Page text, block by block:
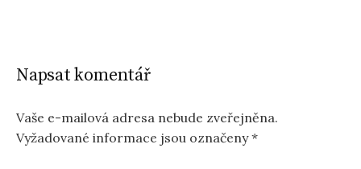
Napsat komentář
Vaše e-mailová adresa nebude zveřejněna.
Vyžadované informace jsou označeny*